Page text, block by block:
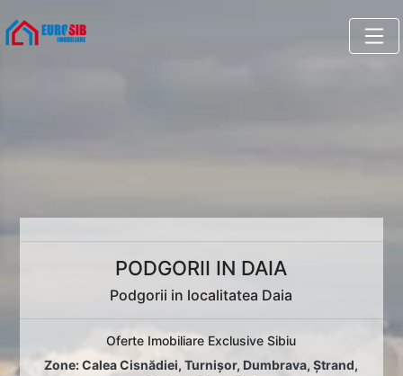
PODGORII IN DAIA
Podgorii in localitatea Daia
Oferte Imobiliare Exclusive Sibiu
Zone:Calea Cisnădiei,Turnișor, Dumbrava,Ștrand,